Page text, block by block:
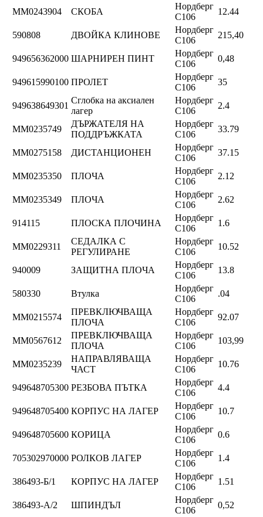
ММ0243904 СКОБА
Нордберг
C106
12.44
590808 ДВОЙКА КЛИНОВЕ
Нордберг
C106
215,40
949656362000 ШАРНИРЕН ПИНТ
Нордберг
C106
0,48
949615990100 ПРОЛЕТ
Нордберг
C106
35
949638649301
Сглобка на аксиален
лагер
Нордберг
C106
2.4
ММ0235749
ДЪРЖАТЕЛЯ НА
ПОДДРЪЖКАТА
Нордберг
C106
33.79
ММ0275158 ДИСТАНЦИОНЕН
Нордберг
C106
37.15
ММ0235350 ПЛОЧА
Нордберг
C106
2.12
ММ0235349 ПЛОЧА
Нордберг
C106
2.62
914115 ПЛОСКА ПЛОЧИНА
Нордберг
C106
1.6
ММ0229311
СЕДАЛКА С
РЕГУЛИРАНЕ
Нордберг
C106
10.52
940009 ЗАЩИТНА ПЛОЧА
Нордберг
C106
13.8
580330 Втулка
Нордберг
C106
.04
ММ0215574
ПРЕВКЛЮЧВАЩА
ПЛОЧА
Нордберг
C106
92.07
ММ0567612
ПРЕВКЛЮЧВАЩА
ПЛОЧА
Нордберг
C106
103,99
ММ0235239
НАПРАВЛЯВАЩА
ЧАСТ
Нордберг
C106
10.76
949648705300 РЕЗБОВА ПЪТКА
Нордберг
C106
4.4
949648705400 КОРПУС НА ЛАГЕР
Нордберг
C106
10.7
949648705600 КОРИЦА
Нордберг
C106
0.6
705302970000 РОЛКОВ ЛАГЕР
Нордберг
C106
1.4
386493-Б/1 КОРПУС НА ЛАГЕР
Нордберг
C106
1.51
386493-A/2 ШПИНДЪЛ
Нордберг
C106
0,52